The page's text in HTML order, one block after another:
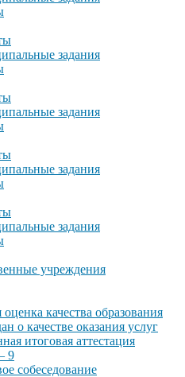
задания
задания
задания
задания
учреждения
качества образования
о качестве оказания услуг
итоговая аттестация
9
собеседование